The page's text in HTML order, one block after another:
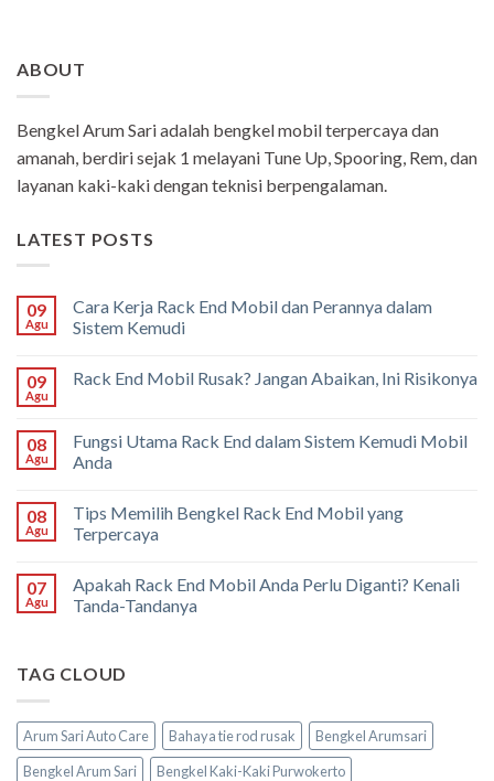
ABOUT
Bengkel Arum Sari adalah bengkel mobil terpercaya dan
amanah, berdiri sejak 1 melayani Tune Up, Spooring, Rem, dan
layanan kaki-kaki dengan teknisi berpengalaman.
LATEST POSTS
09
Agu
Cara Kerja Rack End Mobil dan Perannya dalam
Sistem Kemudi
09
Agu
Rack End Mobil Rusak? Jangan Abaikan, Ini Risikonya
08
Agu
Fungsi Utama Rack End dalam Sistem Kemudi Mobil
Anda
08
Agu
Tips Memilih Bengkel Rack End Mobil yang
Terpercaya
07
Agu
Apakah Rack End Mobil Anda Perlu Diganti? Kenali
Tanda-Tandanya
TAG CLOUD
Arum Sari Auto Care Bahaya tie rod rusak
Bengkel Arumsari
Bengkel Arum Sari
Bengkel Kaki-Kaki Purwokerto